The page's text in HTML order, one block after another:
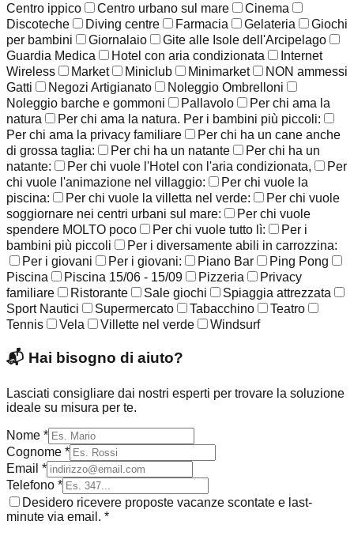
Centro ippico
Centro urbano sul mare
Cinema
Discoteche
Diving centre Farmacia Gelateria
Giochi
per bambini
Giornalaio
Gite alle Isole dell'Arcipelago
Guardia Medica
Hotel con aria condizionata
Internet
Wireless
Market Miniclub Minimarket
NON ammessi
Gatti
Negozi Artigianato
Noleggio Ombrelloni
Noleggio barche e gommoni
Pallavolo
Per chi ama la
natura
Per chi ama la natura. Per i bambini più piccoli:
Per chi ama la privacy familiare
Per chi ha un cane anche
di grossa taglia:
Per chi ha un natante
Per chi ha un
natante:
Per chi vuole l'Hotel con l'aria condizionata,
Per
chi vuole l'animazione nel villaggio:
Per chi vuole la
piscina:
Per chi vuole la villetta nel verde:
Per chi vuole
soggiornare nei centri urbani sul mare:
Per chi vuole
spendere MOLTO poco
Per chi vuole tutto lì:
Per i
bambini più piccoli
Per i diversamente abili in carrozzina:
Per i giovani
Per i giovani: Piano Bar
Ping Pong
Piscina
Piscina 15/06 - 15/09 Pizzeria
Privacy
familiare
Ristorante Sale giochi
Spiaggia attrezzata
Sport Nautici
Supermercato Tabacchino
Teatro
Tennis
Vela Villette nel verde Windsurf
📬 Hai bisogno di aiuto?
Lasciati consigliare dai nostri esperti per trovare la soluzione
ideale su misura per te.
Nome *
Cognome *
Email *
Telefono *
Desidero ricevere proposte vacanze scontate e last-
minute via email. *